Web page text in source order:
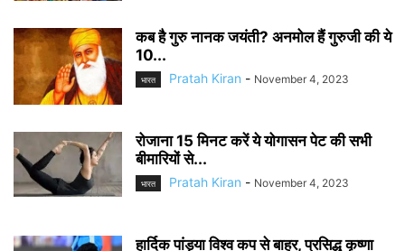
कब है गुरु नानक जयंती? अनमोल हैं गुरुजी की ये
10...
भारत Pratah Kiran - November 4, 2023
रोजाना 15 मिनट करें ये योगासन पेट की सभी
बीमारियों से...
भारत Pratah Kiran - November 4, 2023
हार्दिक पांड्या विश्व कप से बाहर, प्रसिद्ध कृष्णा